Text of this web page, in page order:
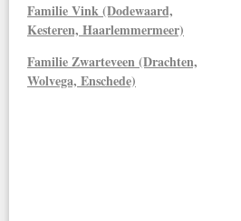
Familie Vink (Dodewaard,
Kesteren, Haarlemmermeer)
Familie Zwarteveen (Drachten,
Wolvega, Enschede)